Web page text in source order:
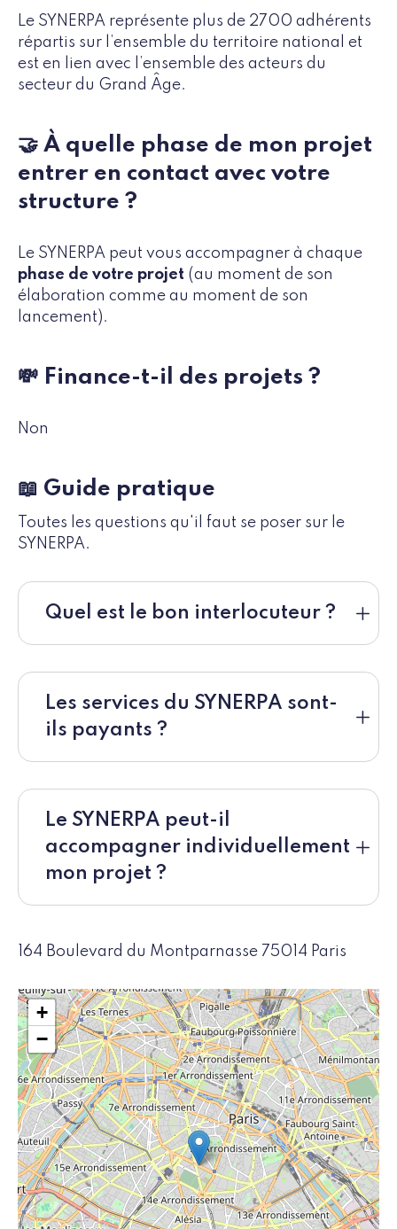
Le SYNERPA représente plus de 2700 adhérents
répartis sur l’ensemble du territoire national et
est en lien avec l’ensemble des acteurs du
secteur du Grand Âge.
🤝 À quelle phase de mon projet
entrer en contact avec votre
structure ?
Le SYNERPA peut vous accompagner à chaque
phase de votre projet (au moment de son
élaboration comme au moment de son
lancement).
💸 Finance-t-il des projets ?
Non
📖 Guide pratique
Toutes les questions qu'il faut se poser sur le
SYNERPA.
Quel est le bon interlocuteur ?
Les services du SYNERPA sont-
ils payants ?
Le SYNERPA peut-il
accompagner individuellement
mon projet ?
164 Boulevard du Montparnasse 75014 Paris
+
−